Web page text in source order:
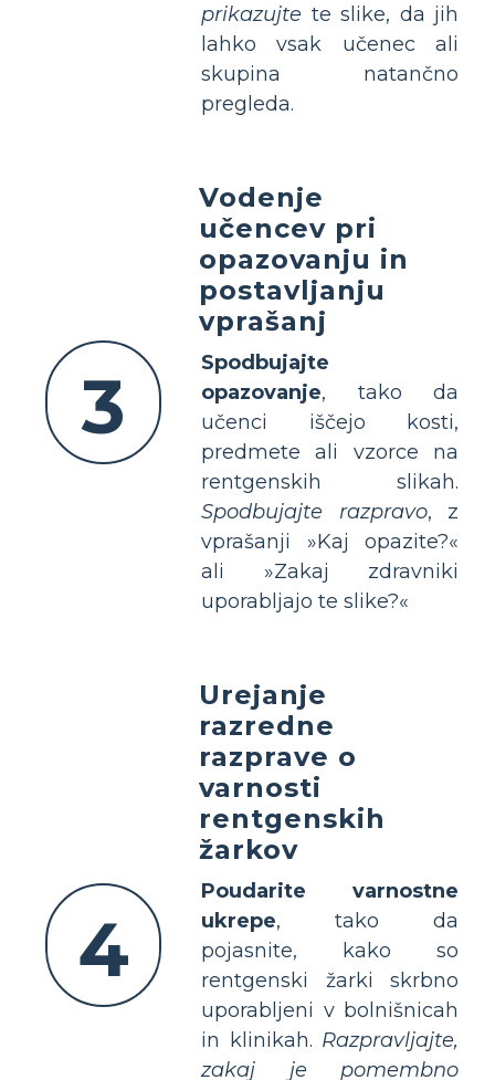
prikazujte te slike, da jih
lahko vsak učenec ali
skupina natančno
pregleda.
3
Vodenje
učencev pri
opazovanju in
postavljanju
vprašanj
Spodbujajte
opazovanje, tako da
učenci iščejo kosti,
predmete ali vzorce na
rentgenskih slikah.
Spodbujajte razpravo, z
vprašanji »Kaj opazite?«
ali »Zakaj zdravniki
uporabljajo te slike?«
4
Urejanje
razredne
razprave o
varnosti
rentgenskih
žarkov
Poudarite varnostne
ukrepe, tako da
pojasnite, kako so
rentgenski žarki skrbno
uporabljeni v bolnišnicah
in klinikah. Razpravljajte,
zakaj je pomembno